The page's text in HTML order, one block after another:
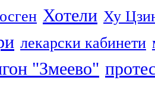
Хотели Ху
лекарски кабинети
"Змеево"